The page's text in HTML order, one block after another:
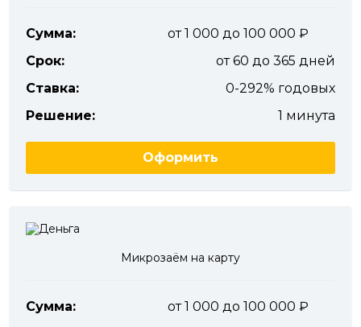
Сумма:
от 1 000 до 100 000
Срок:
от 60 до 365 дней
Ставка:
0-292% годовых
Решение:
1 минута
Оформить
Микрозаём на карту
Сумма:
от 1 000 до 100 000